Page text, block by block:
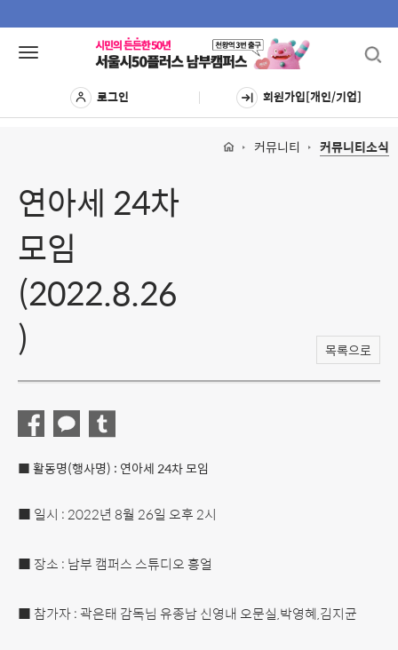
Toggle
로그인 회원가입[개인/기업]
커뮤니티 커뮤니티소식
연아세 24차
모임
(2022.8.26
)
목록으로
■활동명(행사명) : 연아세 24차 모임
■ 일시 : 2022년 8월 26일 오후 2시
■ 장소 : 남부 캠퍼스 스튜디오 흥얼
■ 참가자 : 곽은태 감독님 유종남 신영내 오문실,박영혜,김지균